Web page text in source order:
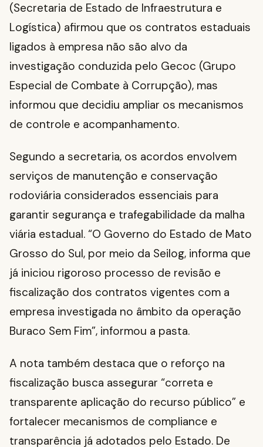
(Secretaria de Estado de Infraestrutura e
Logística) afirmou que os contratos estaduais
ligados à empresa não são alvo da
investigação conduzida pelo Gecoc (Grupo
Especial de Combate à Corrupção), mas
informou que decidiu ampliar os mecanismos
de controle e acompanhamento.
Segundo a secretaria, os acordos envolvem
serviços de manutenção e conservação
rodoviária considerados essenciais para
garantir segurança e trafegabilidade da malha
viária estadual. “O Governo do Estado de Mato
Grosso do Sul, por meio da Seilog, informa que
já iniciou rigoroso processo de revisão e
fiscalização dos contratos vigentes com a
empresa investigada no âmbito da operação
Buraco Sem Fim”, informou a pasta.
A nota também destaca que o reforço na
fiscalização busca assegurar “correta e
transparente aplicação do recurso público” e
fortalecer mecanismos de compliance e
transparência já adotados pelo Estado. De